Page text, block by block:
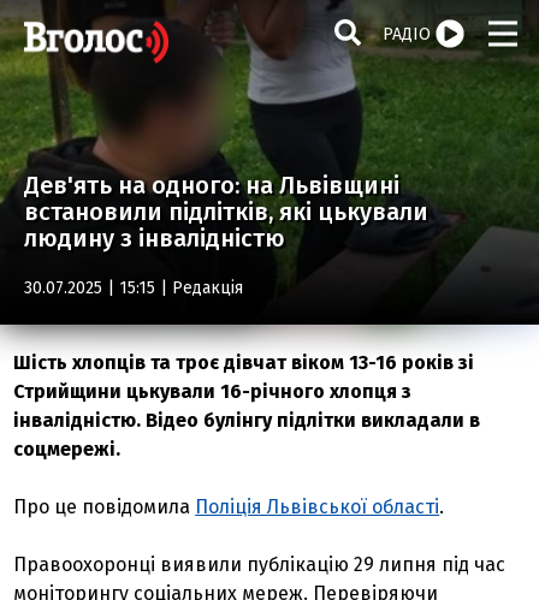
РАДІО
Дев'ять на одного: на Львівщині
встановили підлітків, які цькували
людину з інвалідністю
30.07.2025 | 15:15 | Редакція
Шість хлопців та троє дівчат віком 13-16 років зі
Стрийщини цькували 16-річного хлопця з
інвалідністю. Відео булінгу підлітки викладали в
соцмережі.
Про це повідомила Поліція Львівської області.
Правоохоронці виявили публікацію 29 липня під час
моніторингу соціальних мереж. Перевіряючи